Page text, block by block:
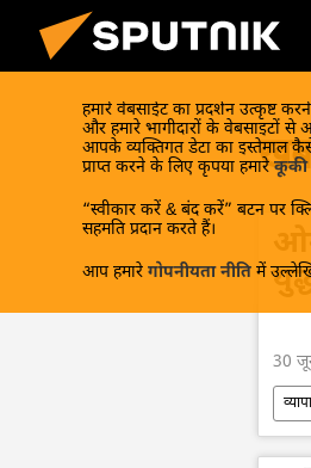
हमारे वेबसाईट का प्रदर्शन उत्कृष्ट
और हमारे भागीदारों के वेबसाइटों
आपके व्यक्तिगत डेटा का इस्तेमाल
प्राप्त करने के लिए कृपया हमारे कूकी
“स्वीकार करें & बंद करें” बटन पर
सहमति प्रदान करते हैं।
आप हमारे गोपनीयता नीति में
30